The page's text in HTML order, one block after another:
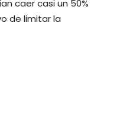
caer casi un 50%
de limitar la